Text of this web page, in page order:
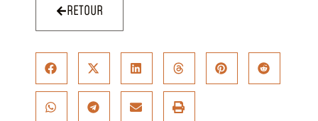
RETOUR